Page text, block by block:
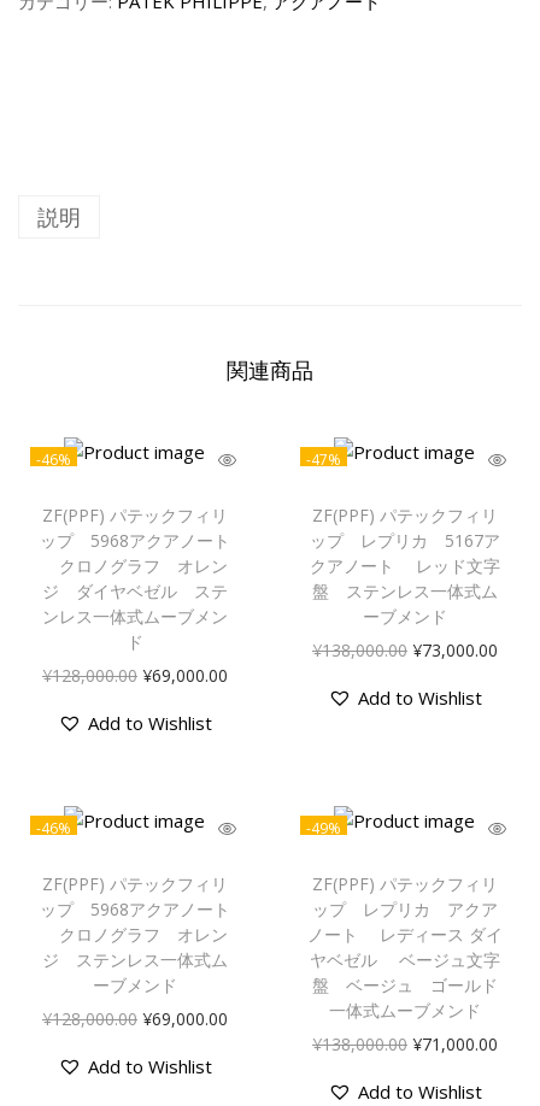
説明
関連商品
-46%
ZF(PPF) パテックフィリ
ップ 5968アクアノート
クロノグラフ オレン
ジ ダイヤベゼル ステ
ンレス一体式ムーブメン
ド
¥128,000.00 ¥69,000.00
Add to Wishlist
-47%
ZF(PPF) パテックフィリ
ップ レプリカ 5167ア
クアノート レッド文字
盤 ステンレス一体式ム
ーブメンド
¥138,000.00 ¥73,000.00
Add to Wishlist
-46%
ZF(PPF) パテックフィリ
ップ 5968アクアノート
クロノグラフ オレン
ジ ステンレス一体式ム
ーブメンド
¥128,000.00 ¥69,000.00
Add to Wishlist
-49%
ZF(PPF) パテックフィリ
ップ レプリカ アクア
ノート レディース ダイ
ヤベゼル ベージュ文字
盤 ベージュ ゴールド
一体式ムーブメンド
¥138,000.00 ¥71,000.00
Add to Wishlist